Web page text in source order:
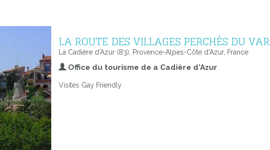
LA ROUTE DES VILLAGES PERCHÉS DU VAR
La Cadière d’Azur (83), Provence-Alpes-Côte d'Azur, France
Office du tourisme de a Cadière d'Azur
Visites Gay Friendly